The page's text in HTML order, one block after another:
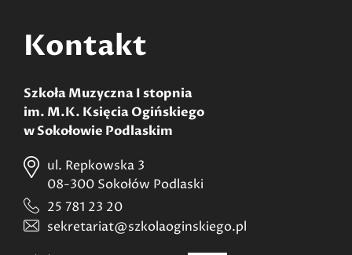
Kontakt
Szkoła Muzyczna I stopnia
im. M.K. Księcia Ogińskiego
w Sokołowie Podlaskim
ul. Repkowska 3
08-300 Sokołów Podlaski
25 781 23 20
sekretariat@szkolaoginskiego.pl